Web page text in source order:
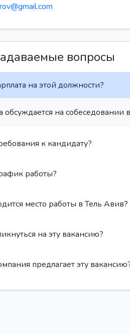
вопросы
на этой должности?
обсуждается на
к кандидату?
работы?
место работы в Тель Авив?
на эту вакансию?
предлагает эту